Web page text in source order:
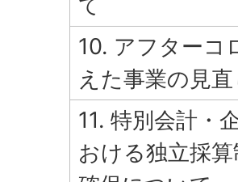
10. アフターコ
えた事業の見
11. 特別会計・
おける独立採